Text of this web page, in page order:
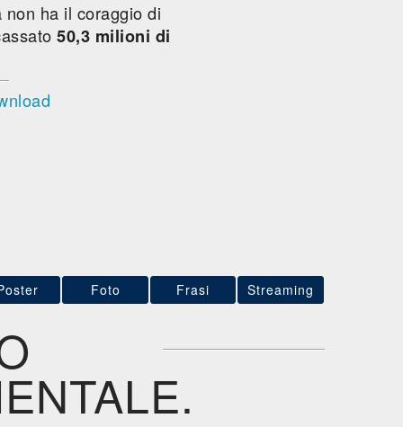
ha il coraggio di
50,3 milioni di
Foto Frasi Streaming